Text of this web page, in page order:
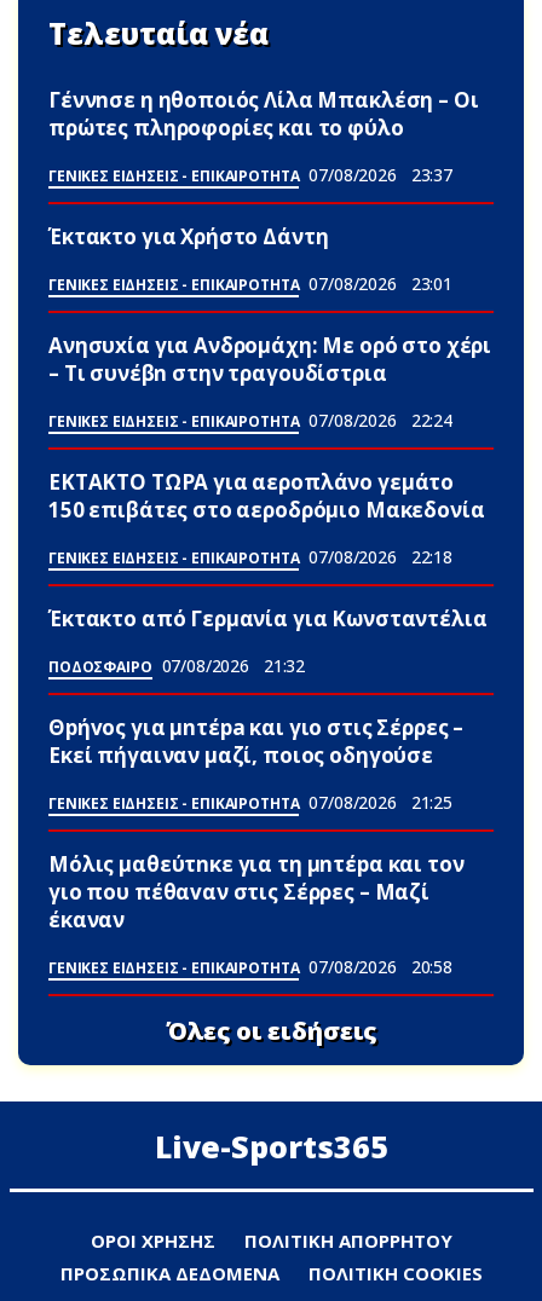
Τελευταία νέα
Γέννnσε η ηθοποιός Λίλα Μπακλέση – Οι
πρώτες πληροφορίες και το φύλο
ΓΕΝΙΚΕΣ ΕΙΔΗΣΕΙΣ - ΕΠΙΚΑΙΡΟΤΗΤΑ 07/08/2026 23:37
Έκτακτο για Χρήστο Δάντη
ΓΕΝΙΚΕΣ ΕΙΔΗΣΕΙΣ - ΕΠΙΚΑΙΡΟΤΗΤΑ 07/08/2026 23:01
Ανησυxία για Ανδρομάχη: Με ορό στο χέρι
– Τι συνέβn στην τραγουδίστρια
ΓΕΝΙΚΕΣ ΕΙΔΗΣΕΙΣ - ΕΠΙΚΑΙΡΟΤΗΤΑ 07/08/2026 22:24
ΕΚΤΑΚΤΟ ΤΩΡΑ για αεροπλάνο γεμάτο
150 επιβάτες στο αεροδρόμιο Μακεδονία
ΓΕΝΙΚΕΣ ΕΙΔΗΣΕΙΣ - ΕΠΙΚΑΙΡΟΤΗΤΑ 07/08/2026 22:18
Έκτακτο από Γερμανία για Κωνσταντέλια
ΠΟΔΟΣΦΑΙΡΟ 07/08/2026 21:32
Θpήvος για μnτέpa και γιο στις Σέρρες –
Εκεί πήγαιναν μαζί, ποιος οδηγούσε
ΓΕΝΙΚΕΣ ΕΙΔΗΣΕΙΣ - ΕΠΙΚΑΙΡΟΤΗΤΑ 07/08/2026 21:25
Μόλις μαθεύτnκε για τη μnτέpα και τον
γιo που πέθαvαν στις Σέρρες – Μαζί
έκαναν
ΓΕΝΙΚΕΣ ΕΙΔΗΣΕΙΣ - ΕΠΙΚΑΙΡΟΤΗΤΑ 07/08/2026 20:58
Όλες οι ειδήσεις
Live-Sports365
ΟΡΟΙ ΧΡΗΣΗΣ
ΠΟΛΙΤΙΚΗ ΑΠΟΡΡΗΤΟΥ
ΠΡΟΣΩΠΙΚΑ ΔΕΔΟΜΕΝΑ
ΠΟΛΙΤΙΚΗ COOKIES